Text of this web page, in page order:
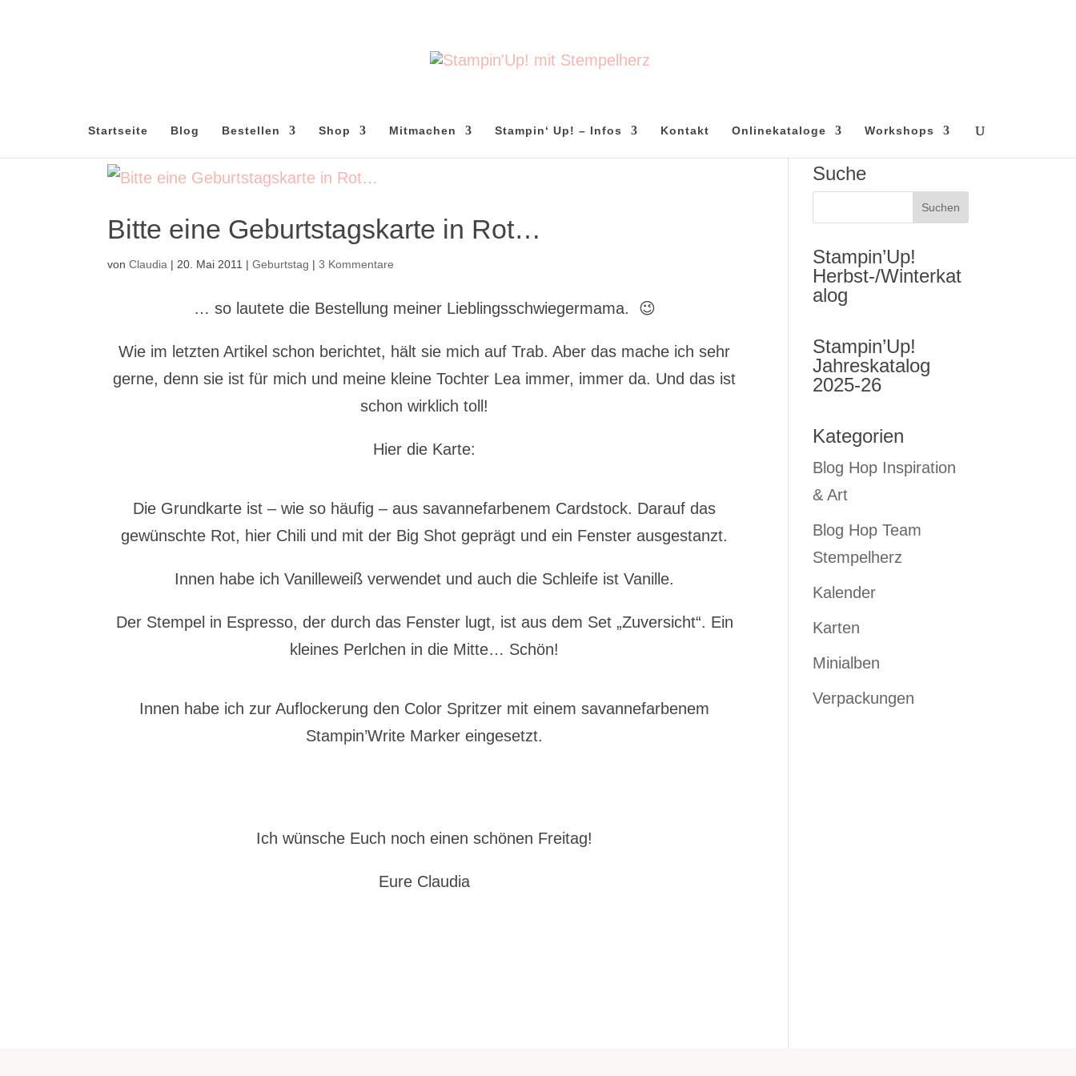
Startseite Blog Bestellen Shop Mitmachen Stampin‘ Up! – Infos Kontakt Onlinekataloge Workshops
Bitte eine Geburtstagskarte in Rot…
vonClaudia | 20. Mai 2011 |Geburtstag |3 Kommentare
… so lautete die Bestellung meiner Lieblingsschwiegermama. 😉
Wie im letzten Artikel schon berichtet, hält sie mich auf Trab. Aber das mache ich sehr
gerne, denn sie ist für mich und meine kleine Tochter Lea immer, immer da. Und das ist
schon wirklich toll!
Hier die Karte:
Die Grundkarte ist – wie so häufig – aus savannefarbenem Cardstock. Darauf das
gewünschte Rot, hier Chili und mit der Big Shot geprägt und ein Fenster ausgestanzt.
Innen habe ich Vanilleweiß verwendet und auch die Schleife ist Vanille.
Der Stempel in Espresso, der durch das Fenster lugt, ist aus dem Set „Zuversicht“. Ein
kleines Perlchen in die Mitte… Schön!
Innen habe ich zur Auflockerung den Color Spritzer mit einem savannefarbenem
Stampin’Write Marker eingesetzt.
Ich wünsche Euch noch einen schönen Freitag!
Eure Claudia
Suche
Stampin’Up!
Herbst-/Winterkat
alog
Stampin’Up!
Jahreskatalog
2025-26
Kategorien
Blog Hop Inspiration
& Art
Blog Hop Team
Stempelherz
Kalender
Karten
Minialben
Verpackungen